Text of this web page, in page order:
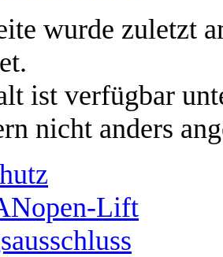
wurde zuletzt
ist verfügbar
nicht anders
Lift